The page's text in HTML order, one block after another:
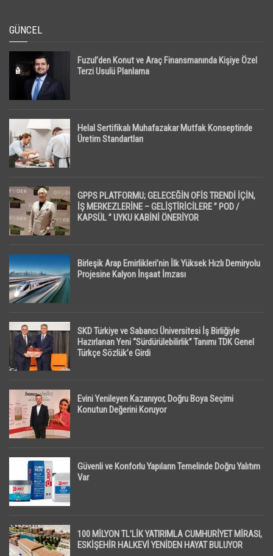
GÜNCEL
Fuzul’den Konut ve Araç Finansmanında Kişiye Özel
Terzi Usulü Planlama
Helal Sertifikalı Muhafazakar Mutfak Konseptinde
Üretim Standartları
GPPS PLATFORMU; GELECEĞİN OFİS TRENDİ İÇİN,
İŞ MERKEZLERİNE – GELİŞTİRİCİLERE ” POD /
KAPSÜL ” UYKU KABİNİ ÖNERİYOR
Birleşik Arap Emirlikleri’nin İlk Yüksek Hızlı Demiryolu
Projesine Kalyon İnşaat İmzası
SKD Türkiye ve Sabancı Üniversitesi İş Birliğiyle
Hazırlanan Yeni “Sürdürülebilirlik” Tanımı TDK Genel
Türkçe Sözlük’e Girdi
Evini Yenileyen Kazanıyor, Doğru Boya Seçimi
Konutun Değerini Koruyor
Güvenli ve Konforlu Yapıların Temelinde Doğru Yalıtım
Var
100 MİLYON TL’LİK YATIRIMLA CUMHURİYET MİRASI,
ESKİŞEHİR HALKEVİ YENİDEN HAYAT BULUYOR